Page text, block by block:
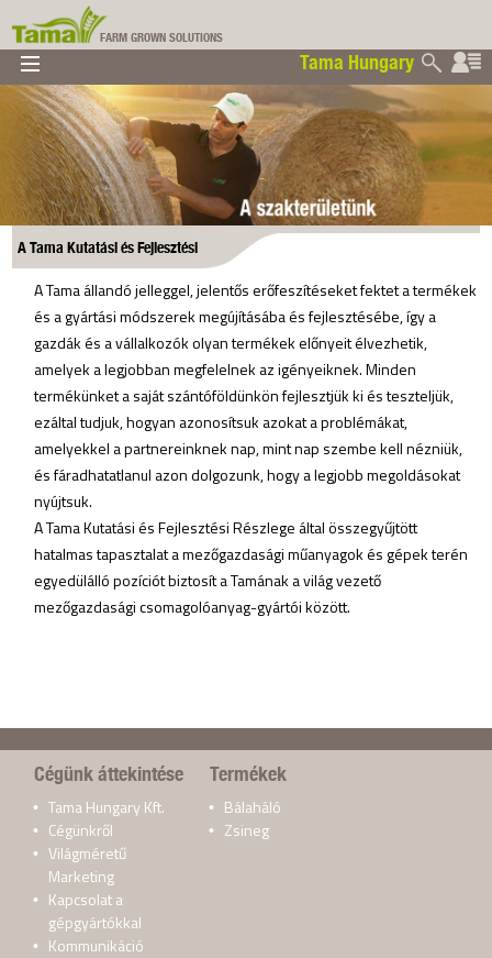
Tama Hungary
FARM GROWN SOLUTIONS
Tama Hungary
▼
▼
▼
▼
A Tama Kutatási és Fejlesztési
A Tama állandó jelleggel, jelentős erőfeszítéseket fektet a termékek
és a gyártási módszerek megújításába és fejlesztésébe, így a
gazdák és a vállalkozók olyan termékek előnyeit élvezhetik,
amelyek a legjobban megfelelnek az igényeiknek. Minden
termékünket a saját szántóföldünkön fejlesztjük ki és teszteljük,
ezáltal tudjuk, hogyan azonosítsuk azokat a problémákat,
amelyekkel a partnereinknek nap, mint nap szembe kell nézniük,
és fáradhatatlanul azon dolgozunk, hogy a legjobb megoldásokat
nyújtsuk.
A Tama Kutatási és Fejlesztési Részlege által összegyűjtött
hatalmas tapasztalat a mezőgazdasági műanyagok és gépek terén
egyedülálló pozíciót biztosít a Tamának a világ vezető
mezőgazdasági csomagolóanyag-gyártói között.
Cégünk áttekintése
Tama Hungary Kft.
Cégünkről
Világméretű
Marketing
Kapcsolat a
gépgyártókkal
Kommunikáció
Termékek
Bálaháló
Zsineg